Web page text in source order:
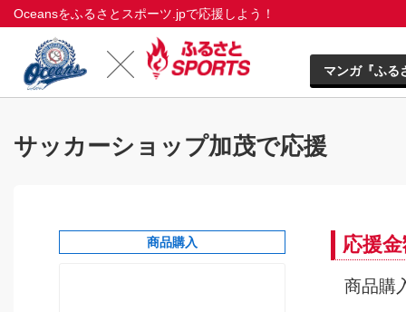
Oceansをふるさとスポーツ.jpで応援しよう！
マンガ『ふる
サッカーショップ加茂で応援
商品購入 応援
商品購